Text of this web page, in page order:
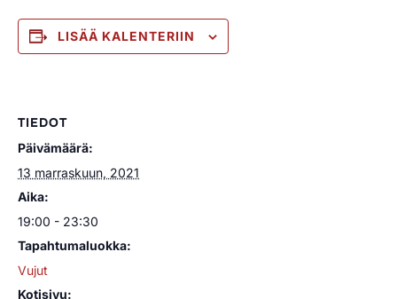
LISÄÄ KALENTERIIN
TIEDOT
Päivämäärä:
13 marraskuun, 2021
Aika:
19:00 - 23:30
Tapahtumaluokka:
Vujut
Kotisivu: